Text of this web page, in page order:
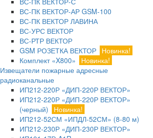
ВС-ПК ВЕКТОР-АР GSM-100
ВС-ПК ВЕКТОР ЛАВИНА
ВС-УРС ВЕКТОР
ВС-РТР ВЕКТОР
GSM РОЗЕТКА ВЕКТОР Новинка!
Комплект «X800»
Новинка!
Извещатели пожарные адресные
радиоканальные
ИП212-220Р «ДИП-220Р ВЕКТОР»
ИП212-220Р «ДИП-220Р ВЕКТОР»
(черный)
Новинка!
ИП212-52СМ «ИПДЛ-52СМ» (8-80 м)
ИП212-230Р «ДИП-230Р ВЕКТОР»